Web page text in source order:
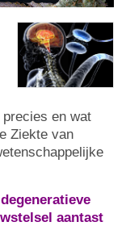
en wat
Ziekte van
aantast